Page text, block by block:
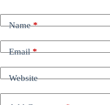
Name*
Email*
Website